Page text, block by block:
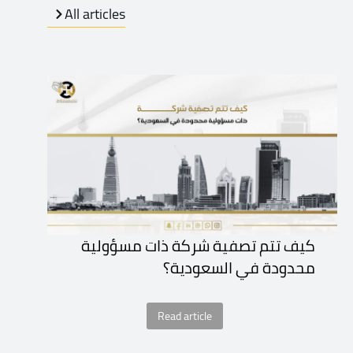
All articles
كيف تتم تصفية شركة ذات مسؤولية
محدودة في السعودية؟
Read article